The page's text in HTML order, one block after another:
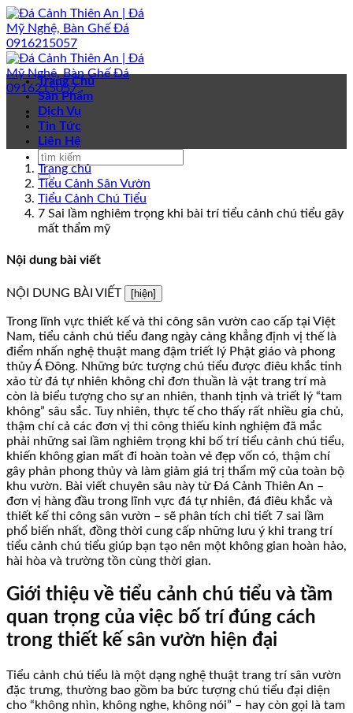
Bỏ
qua
nội
dung
Trang Chủ
Sản Phẩm
Dịch Vụ
Tin Tức
Liên Hệ
Trang chủ
Tiểu Cảnh Sân Vườn
Tiểu Cảnh Chú Tiểu
7 Sai lầm nghiêm trọng khi bài trí tiểu cảnh chú tiểu gây
mất thẩm mỹ
Nội dung bài viết
NỘI DUNG BÀI VIẾT [hiện]
Trong lĩnh vực thiết kế và thi công sân vườn cao cấp tại Việt
Nam, tiểu cảnh chú tiểu đang ngày càng khẳng định vị thế là
điểm nhấn nghệ thuật mang đậm triết lý Phật giáo và phong
thủy Á Đông. Những bức tượng chú tiểu được điêu khắc tinh
xảo từ đá tự nhiên không chỉ đơn thuần là vật trang trí mà
còn là biểu tượng cho sự an nhiên, thanh tịnh và triết lý “tam
không” sâu sắc. Tuy nhiên, thực tế cho thấy rất nhiều gia chủ,
thậm chí cả các đơn vị thi công thiếu kinh nghiệm đã mắc
phải những sai lầm nghiêm trọng khi bố trí tiểu cảnh chú tiểu,
khiến không gian mất đi hoàn toàn vẻ đẹp vốn có, thậm chí
gây phản phong thủy và làm giảm giá trị thẩm mỹ của toàn bộ
khu vườn. Bài viết chuyên sâu này từ Đá Cảnh Thiên An –
đơn vị hàng đầu trong lĩnh vực đá tự nhiên, đá điêu khắc và
thiết kế thi công sân vườn – sẽ phân tích chi tiết 7 sai lầm
phổ biến nhất, đồng thời cung cấp những lưu ý khi trang trí
tiểu cảnh chú tiểu giúp bạn tạo nên một không gian hoàn hảo,
hài hòa và trường tồn cùng thời gian.
Giới thiệu về tiểu cảnh chú tiểu và tầm
quan trọng của việc bố trí đúng cách
trong thiết kế sân vườn hiện đại
Tiểu cảnh chú tiểu là một dạng nghệ thuật trang trí sân vườn
đặc trưng, thường bao gồm ba bức tượng chú tiểu đại diện
cho “không nhìn, không nghe, không nói” – hay còn gọi là tam